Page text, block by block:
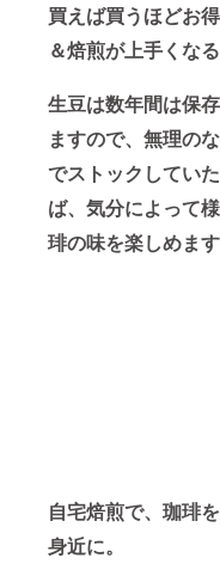
買えば買うほどお
＆焙煎が上手くなる
生豆は数年間は保
ますので、無理の
でストックしてい
ば、気分によって
琲の味を楽しめます
自宅焙煎で、珈琲
身近に。